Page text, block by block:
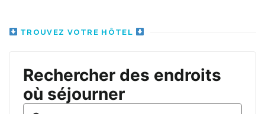
TROUVEZ VOTRE HÔTEL